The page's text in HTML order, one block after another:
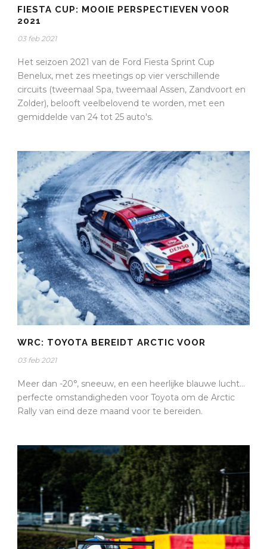
FIESTA CUP: MOOIE PERSPECTIEVEN VOOR
2021
03 feb 2021
Het seizoen 2021 van de Ford Fiesta Sprint Cup
Benelux, met zes meetings op vier verschillende
circuits (tweemaal Spa, tweemaal Assen, Zandvoort en
Zolder), belooft veelbelovend te worden, met een
gemiddelde van 24 tot 25 auto's.
WRC: TOYOTA BEREIDT ARCTIC VOOR
03 feb 2021
Meer dan -20°, sneeuw, en een heerlijke blauwe lucht…
perfecte omstandigheden voor Toyota om de Arctic
Rally van eind deze maand voor te bereiden.